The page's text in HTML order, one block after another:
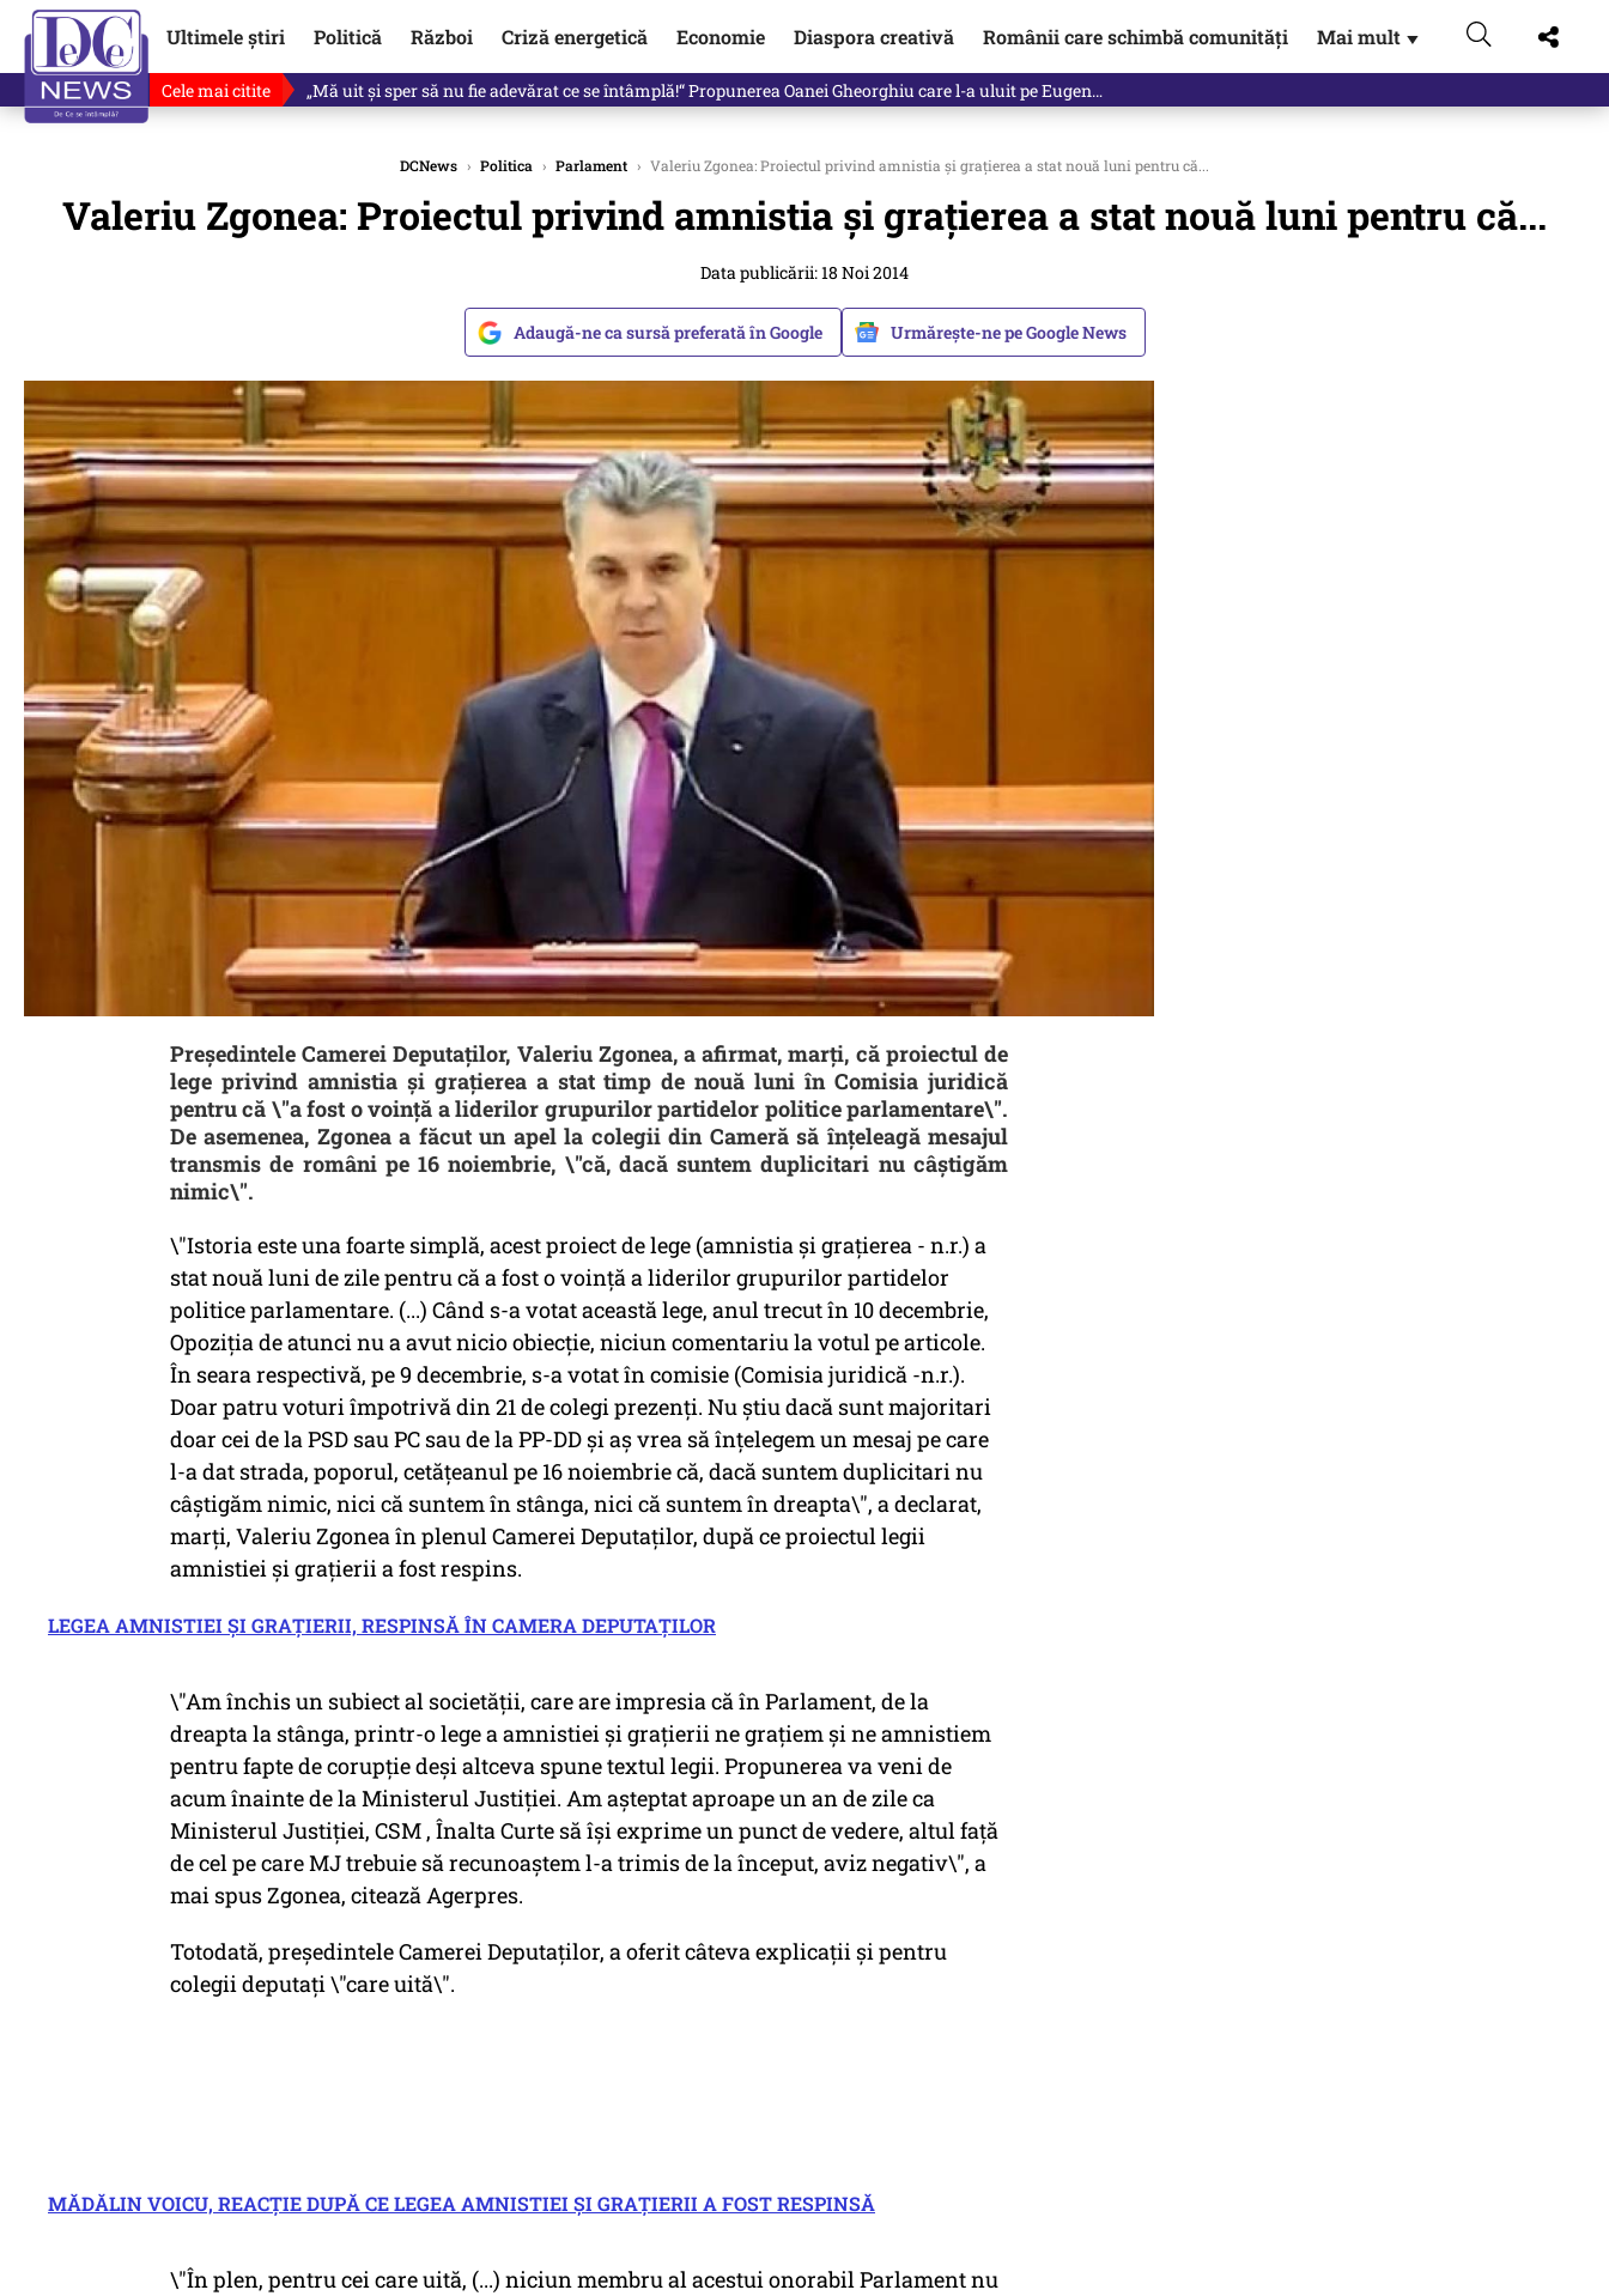
Ultimele știri Politică Război Criză energetică Economie Diaspora creativă Românii care schimbă comunități Mai mult ▼
Cele mai citite Ce se întâmplă cu primul buletin electronic, decizia luată astăzi de Guvern pentru toți românii
DCNews › Politica › Parlament › Valeriu Zgonea: Proiectul privind amnistia şi graţierea a stat nouă luni pentru că...
Valeriu Zgonea: Proiectul privind amnistia şi graţierea a stat nouă luni pentru că...
Data publicării: 18 Noi 2014
Adaugă-ne ca sursă preferată în Google Urmărește-ne pe Google News
Preşedintele Camerei Deputaţilor, Valeriu Zgonea, a afirmat, marţi, că proiectul de
lege privind amnistia şi graţierea a stat timp de nouă luni în Comisia juridică
pentru că \"a fost o voinţă a liderilor grupurilor partidelor politice parlamentare\".
De asemenea, Zgonea a făcut un apel la colegii din Cameră să înțeleagă mesajul
transmis de români pe 16 noiembrie, \"că, dacă suntem duplicitari nu câştigăm
nimic\".
\"Istoria este una foarte simplă, acest proiect de lege (amnistia şi graţierea - n.r.) a
stat nouă luni de zile pentru că a fost o voinţă a liderilor grupurilor partidelor
politice parlamentare. (...) Când s-a votat această lege, anul trecut în 10 decembrie,
Opoziţia de atunci nu a avut nicio obiecţie, niciun comentariu la votul pe articole.
În seara respectivă, pe 9 decembrie, s-a votat în comisie (Comisia juridică -n.r.).
Doar patru voturi împotrivă din 21 de colegi prezenţi. Nu ştiu dacă sunt majoritari
doar cei de la PSD sau PC sau de la PP-DD şi aş vrea să înţelegem un mesaj pe care
l-a dat strada, poporul, cetăţeanul pe 16 noiembrie că, dacă suntem duplicitari nu
câştigăm nimic, nici că suntem în stânga, nici că suntem în dreapta\", a declarat,
marți, Valeriu Zgonea în plenul Camerei Deputaţilor, după ce proiectul legii
amnistiei și grațierii a fost respins.
LEGEA AMNISTIEI ȘI GRAȚIERII, RESPINSĂ ÎN CAMERA DEPUTAȚILOR
\"Am închis un subiect al societăţii, care are impresia că în Parlament, de la
dreapta la stânga, printr-o lege a amnistiei şi graţierii ne graţiem şi ne amnistiem
pentru fapte de corupţie deşi altceva spune textul legii. Propunerea va veni de
acum înainte de la Ministerul Justiţiei. Am aşteptat aproape un an de zile ca
Ministerul Justiţiei, CSM , Înalta Curte să îşi exprime un punct de vedere, altul faţă
de cel pe care MJ trebuie să recunoaştem l-a trimis de la început, aviz negativ\", a
mai spus Zgonea, citează Agerpres.
Totodată, președintele Camerei Deputaților, a oferit câteva explicații și pentru
colegii deputați \"care uită\".
MĂDĂLIN VOICU, REACȚIE DUPĂ CE LEGEA AMNISTIEI ȘI GRAȚIERII A FOST RESPINSĂ
\"În plen, pentru cei care uită, (...) niciun membru al acestui onorabil Parlament nu